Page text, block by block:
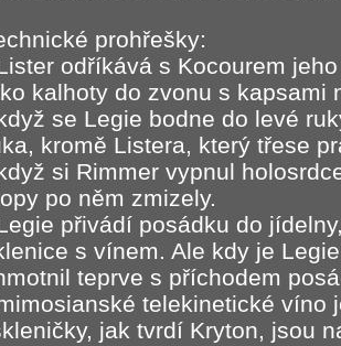
prohřešky:
odříkává s Kocourem
kalhoty do zvonu s kapsami
se Legie bodne do levé
kromě Listera, který třese
si Rimmer vypnul
po něm zmizely.
přivádí posádku do
s vínem. Ale kdy je
teprve s příchodem
telekinetické víno
jak tvrdí Kryton, jsou